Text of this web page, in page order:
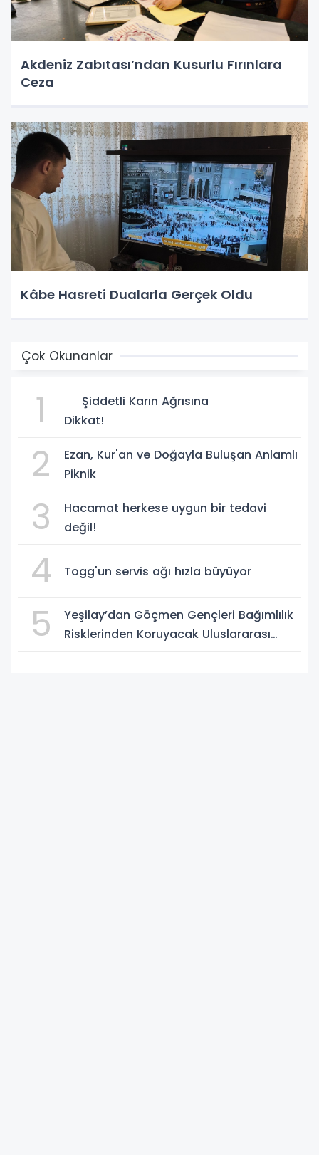
Akdeniz Zabıtası’ndan Kusurlu Fırınlara
Ceza
Kâbe Hasreti Dualarla Gerçek Oldu
Çok Okunanlar
1
Şiddetli Karın Ağrısına
Dikkat!
2
Ezan, Kur'an ve Doğayla Buluşan Anlamlı
Piknik
3
Hacamat herkese uygun bir tedavi
değil!
4 Togg'un servis ağı hızla büyüyor
5
Yeşilay’dan Göçmen Gençleri Bağımlılık
Risklerinden Koruyacak Uluslararası